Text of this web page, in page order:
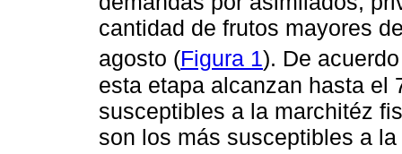
cantidad de frutos mayores
agosto (Figura 1). De
esta etapa alcanzan hasta el
susceptibles a la marchitéz
son los más susceptibles a